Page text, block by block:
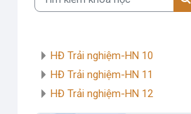
HĐ Trải nghiệm-HN 10
HĐ Trải nghiệm-HN 11
HĐ Trải nghiệm-HN 12